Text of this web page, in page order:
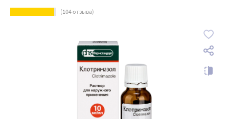
(104отзыва)